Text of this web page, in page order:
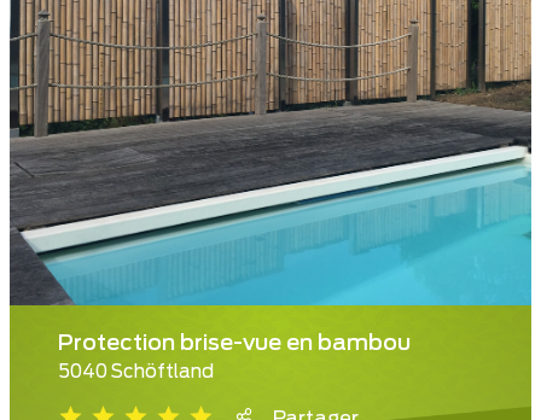
Protection brise-vue en bambou
5040 Schöftland